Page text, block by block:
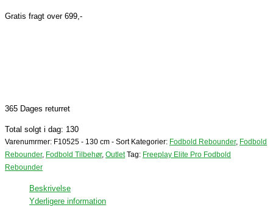
Gratis fragt over 699,-
365 Dages returret
Total solgt i dag: 130
Varenumrmer: F10525 - 130 cm - Sort Kategorier: Fodbold Rebounder, Fodbold
Rebounder, Fodbold Tilbehør, Outlet Tag: Freeplay Elite Pro Fodbold
Rebounder
Beskrivelse
Yderligere information